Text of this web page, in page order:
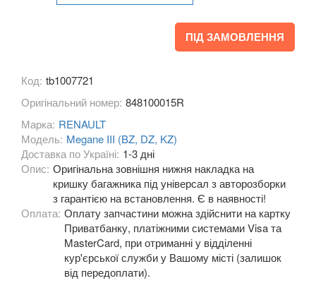
keyboard_arrow_down
keyboard_arrow_down
MITSUBISHI
OPEL
PEUGEOT
PORSCHE
RENAULT keyboard_arrow_down
Captur (J5)
ПІД ЗАМОВЛЕННЯ
Код: tb1007721
Оригінальний номер: 848100015R
Марка: RENAULT
Модель: Megane III (BZ, DZ, KZ)
Доставка по Україні: 1-3 дні
Опис: Оригінальна зовнішня нижня накладка на
кришку багажника під універсал з авторозборки
з гарантією на встановлення. Є в наявності!
Оплата: Оплату запчастини можна здійснити на картку
Приватбанку, платіжними системами Visa та
MasterCard, при отриманні у відділенні
кур'єрської служби у Вашому місті (залишок
від передоплати).